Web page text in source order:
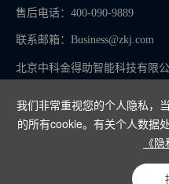
我们非常重视您的个人隐私，
的所有cookie。有关个人数据
《
售后电话：400-090-9889
联系邮箱： Business@zkj.com
北京中科金得助智能科技有限公
京ICP备